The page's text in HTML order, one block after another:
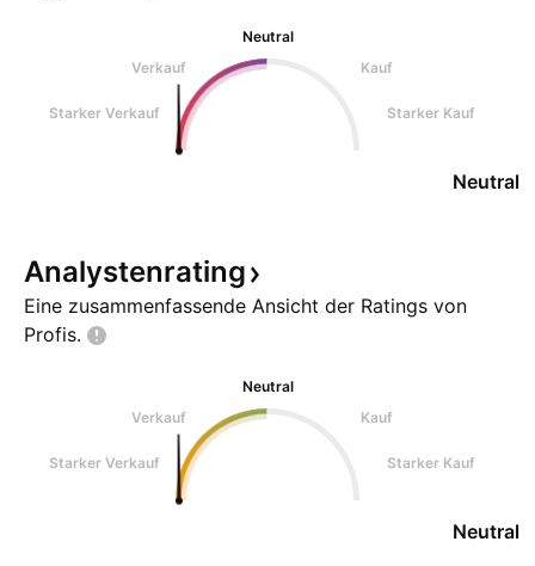
Neutral
Verkauf
Kauf
Starker Verkauf Starker Kauf
Neutral
Analystenrating
Eine zusammenfassende Ansicht der Ratings von
Profis.
Neutral
Verkauf
Kauf
Starker Verkauf Starker Kauf
Neutral